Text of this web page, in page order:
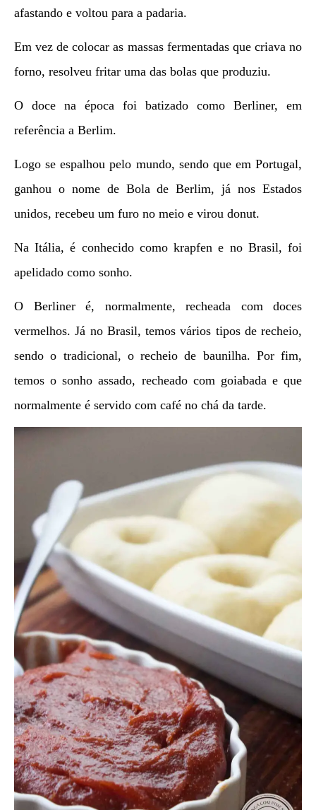
afastando e voltou para a padaria.
Em vez de colocar as massas fermentadas que criava no
forno, resolveu fritar uma das bolas que produziu.
O doce na época foi batizado como Berliner, em
referência a Berlim.
Logo se espalhou pelo mundo, sendo que em Portugal,
ganhou o nome de Bola de Berlim, já nos Estados
unidos, recebeu um furo no meio e virou donut.
Na Itália, é conhecido como krapfen e no Brasil, foi
apelidado como sonho.
O Berliner é, normalmente, recheada com doces
vermelhos. Já no Brasil, temos vários tipos de recheio,
sendo o tradicional, o recheio de baunilha. Por fim,
temos o sonho assado, recheado com goiabada e que
normalmente é servido com café no chá da tarde.